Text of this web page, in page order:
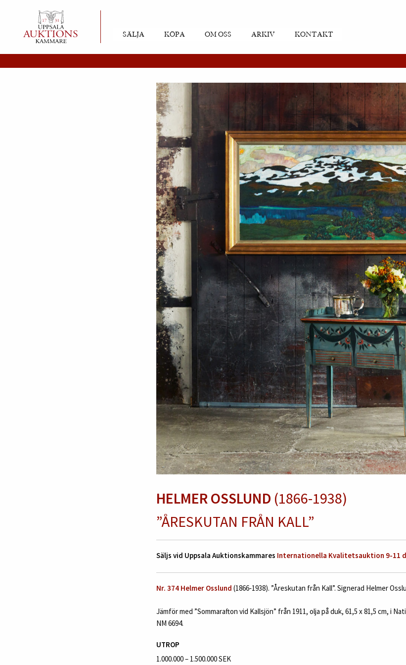
SÄLJA KÖPA OM OSS ARKIV KONTAKT
HELMER OSSLUND (1866-1938)
”ÅRESKUTAN FRÅN KALL”
Säljs vid Uppsala Auktionskammares Internationella Kvalitetsauktion 9-11
Nr. 374 Helmer Osslund (1866‑1938). ”Åreskutan från Kall”. Signerad Helmer
Jämför med ”Sommarafton vid Kallsjön” från 1911, olja på duk, 61,5 x 81,5 cm, i
NM 6694.
UTROP
1.000.000 – 1.500.000 SEK